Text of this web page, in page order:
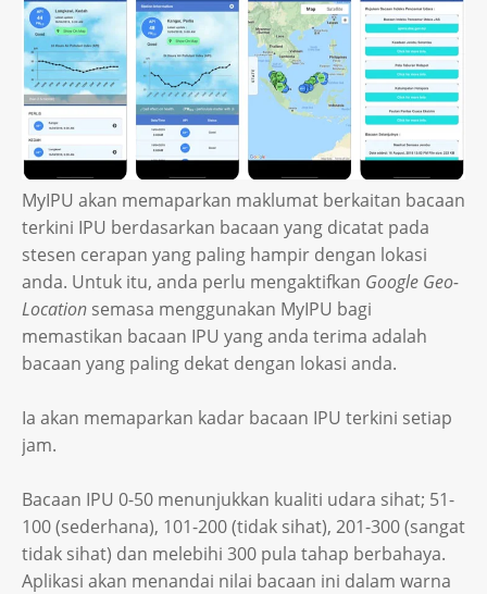
MyIPU akan memaparkan maklumat berkaitan bacaan
terkini IPU berdasarkan bacaan yang dicatat pada
stesen cerapan yang paling hampir dengan lokasi
anda. Untuk itu, anda perlu mengaktifkan Google Geo-
Location semasa menggunakan MyIPU bagi
memastikan bacaan IPU yang anda terima adalah
bacaan yang paling dekat dengan lokasi anda.
Ia akan memaparkan kadar bacaan IPU terkini setiap
jam.
Bacaan IPU 0-50 menunjukkan kualiti udara sihat; 51-
100 (sederhana), 101-200 (tidak sihat), 201-300 (sangat
tidak sihat) dan melebihi 300 pula tahap berbahaya.
Aplikasi akan menandai nilai bacaan ini dalam warna